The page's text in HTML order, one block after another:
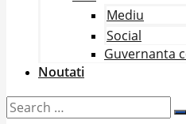
Mediu
Social
Guvernanta
Noutati
Search
…